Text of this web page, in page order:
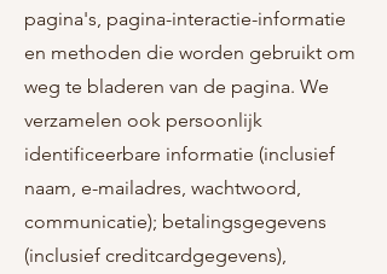
pagina's, pagina-interactie-informatie
en methoden die worden gebruikt om
weg te bladeren van de pagina. We
verzamelen ook persoonlijk
identificeerbare informatie (inclusief
naam, e-mailadres, wachtwoord,
communicatie); betalingsgegevens
(inclusief creditcardgegevens),